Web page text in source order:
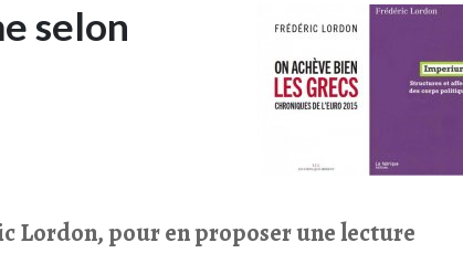
selon
Lordon, pour en proposer une lecture